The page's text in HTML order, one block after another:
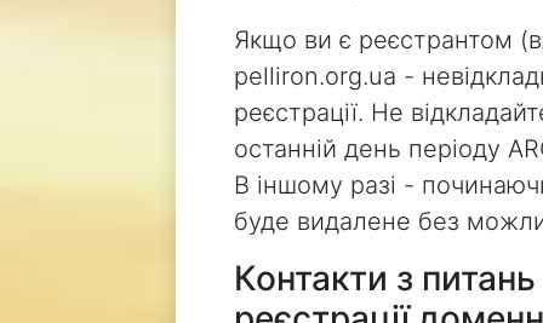
Якщо ви є реєстрантом
pelliron.org.ua -
реєстрації. Не
останній день періоду
В іншому разі -
буде видалене без
Контакти з